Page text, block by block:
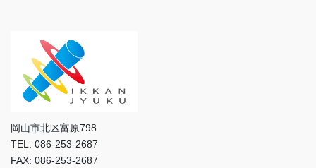
岡山市北区富原798
TEL: 086-253-2687
FAX: 086-253-2687